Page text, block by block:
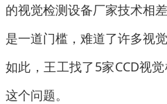
的视觉检测设备厂家技术相
是一道门槛，难道了许多视
如此，王工找了5家CCD视
这个问题。